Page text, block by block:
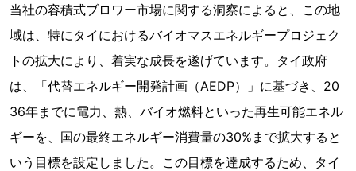
当社の容積式ブロワー市場に関する洞察によると、この地
域は、特にタイにおけるバイオマスエネルギープロジェク
トの拡大により、着実な成長を遂げています。タイ政府
は、「代替エネルギー開発計画（AEDP）」に基づき、20
36年までに電力、熱、バイオ燃料といった再生可能エネル
ギーを、国の最終エネルギー消費量の30%まで拡大すると
いう目標を設定しました。この目標を達成するため、タイ